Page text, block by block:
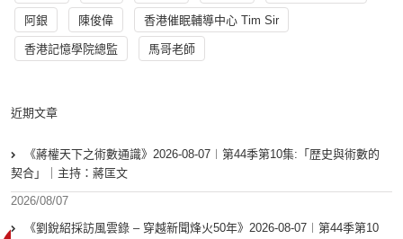
阿銀 陳俊偉 香港催眠輔導中心 Tim Sir
香港記憶學院總監 馬哥老師
近期文章
《蔣權天下之術數通識》2026-08-07︱第44季第10集:「歴史與術數的
契合」｜主持：蔣匡文
2026/08/07
《劉銳紹採訪風雲錄 – 穿越新聞烽火50年》2026-08-07︱第44季第10